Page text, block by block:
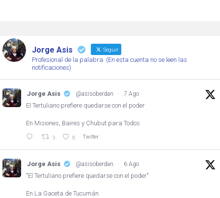
Jorge Asis Seguir
Profesional de la palabra. (En esta cuenta no se leen las
notificaciones)
Jorge Asis @asisoberdan · 7 Ago
El Tertuliano prefiere quedarse con el poder
En Misiones, Baires y Chubut para Todos
3 8 Twitter
Jorge Asis @asisoberdan · 6 Ago
"El Tertuliano prefiere quedarse con el poder"
En La Gaceta de Tucumán